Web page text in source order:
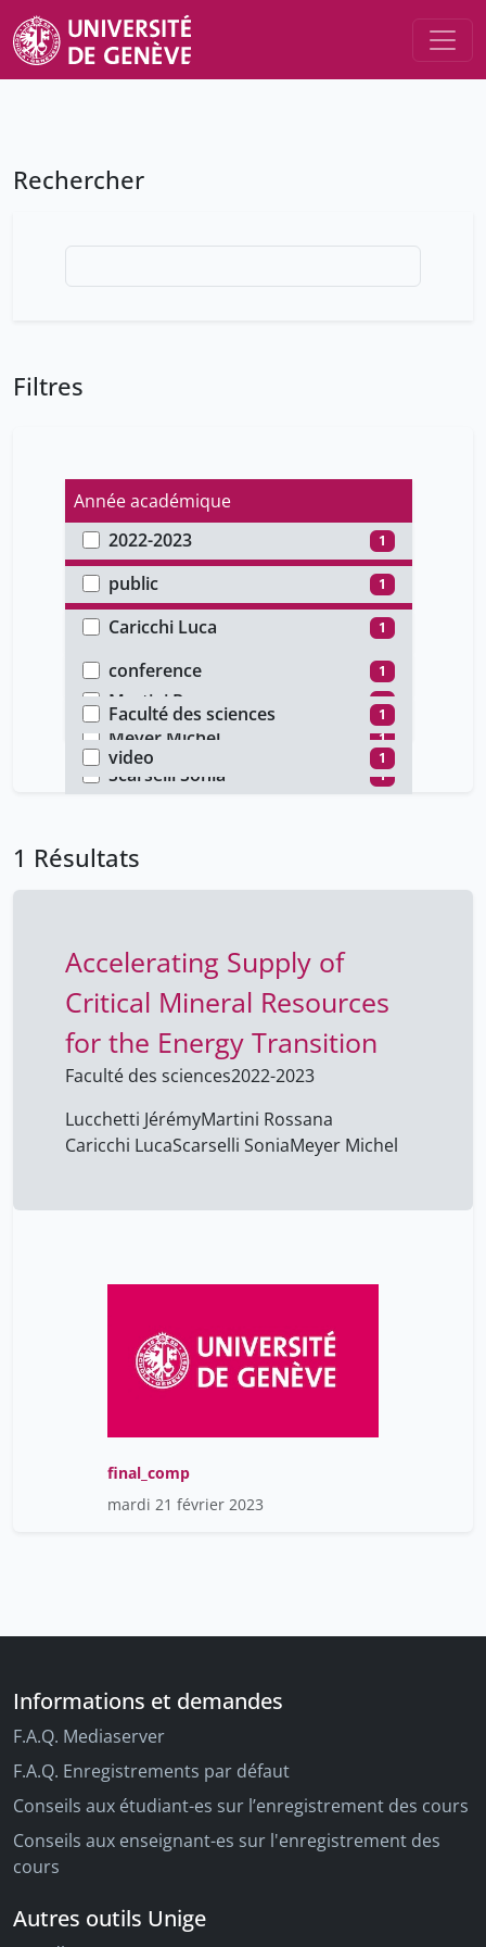
Rechercher
Filtres
Année académique
2022-2023
1
Type d'accès
public
1
Auteur
Caricchi Luca
1
Lucchetti Jérémy 1
Martini Rossana 1
Meyer Michel 1
Scarselli Sonia 1
Type de document
conference
1
Faculté
Faculté des sciences
1
Type de média
video
1
1 Résultats
Accelerating Supply of
Critical Mineral Resources
for the Energy Transition
Faculté des sciences2022-2023
Lucchetti JérémyMartini Rossana
Caricchi LucaScarselli SoniaMeyer Michel
final_comp
mardi 21 février 2023
Informations et demandes
F.A.Q. Mediaserver
F.A.Q. Enregistrements par défaut
Conseils aux étudiant-es sur l’enregistrement des cours
Conseils aux enseignant-es sur l'enregistrement des
cours
Autres outils Unige